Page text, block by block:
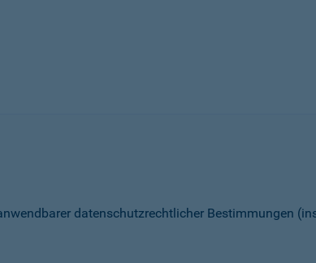
datenschutz­rechtlicher Bestimmungen